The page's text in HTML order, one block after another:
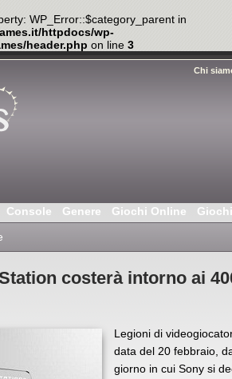
WP_Error::$category_parent in
httpdocs/wp-
header.php on line 3
Chi
Console Genere Giochi Online
costerà intorno ai
Legioni di
data del 20 febbraio,
giorno in cui Sony si